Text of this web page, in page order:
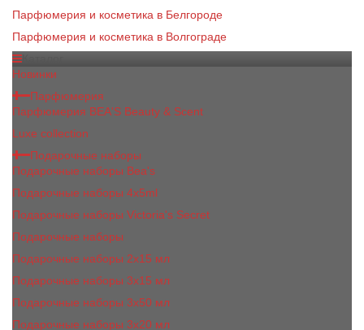
Парфюмерия и косметика в Белгороде
Парфюмерия и косметика в Волгограде
Новинки
Парфюмерия
Парфюмерия BEA'S Beauty & Scent
Luxe collection
Подарочные наборы
Подарочные наборы Bea's
Подарочные наборы 4х5ml
Подарочные наборы Victoria's Secret
Подарочные наборы
Подарочные наборы 2x15 мл
Подарочные наборы 3х15 мл
Подарочные наборы 3x50 мл
Подарочные наборы 3x20 мл